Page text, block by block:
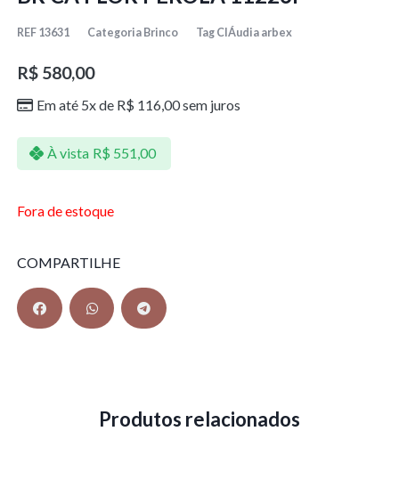
REF 13631 Categoria Brinco Tag ClÁudia arbex
R$580,00
Em até 5x de R$ 116,00sem juros
À vista R$ 551,00
Fora de estoque
COMPARTILHE
Produtos relacionados